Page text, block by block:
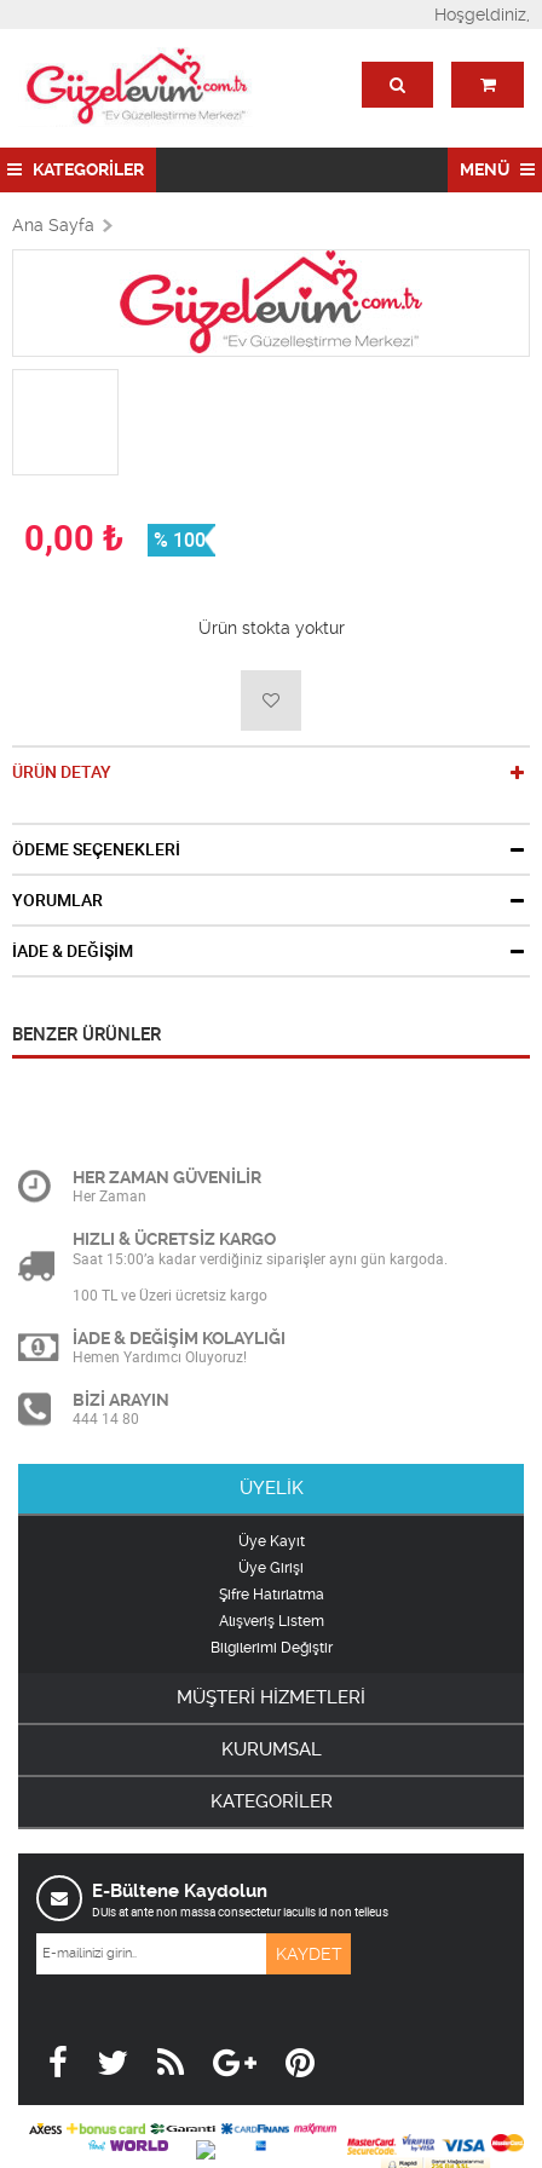
Hoşgeldiniz,
KATEGORİLER MENÜ
Ana Sayfa
0,00 ₺ % 100
Ürün stokta yoktur
ÜRÜN DETAY
ÖDEME SEÇENEKLERİ
YORUMLAR
İADE & DEĞİŞİM
BENZER ÜRÜNLER
HER ZAMAN GÜVENİLİR
Her Zaman
HIZLI & ÜCRETSİZ KARGO
Saat 15:00’a kadar verdiğiniz siparişler aynı gün kargoda.
100 TL ve Üzeri ücretsiz kargo
İADE & DEĞİŞİM KOLAYLIĞI
Hemen Yardımcı Oluyoruz!
BİZİ ARAYIN
444 14 80
ÜYELİK
Üye Kayıt
Üye Girişi
Şifre Hatırlatma
Alışveriş Listem
Bilgilerimi Değiştir
MÜŞTERİ HİZMETLERİ
KURUMSAL
KATEGORİLER
E-Bültene Kaydolun
DUis at ante non massa consectetur iaculis id non telleus